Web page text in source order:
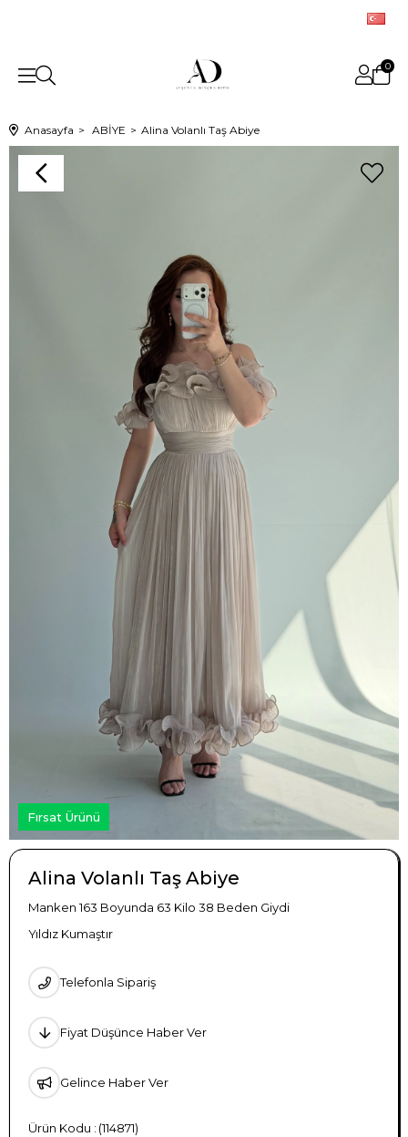
0
Anasayfa ABİYE Alina Volanlı Taş Abiye
Fırsat Ürünü
Alina Volanlı Taş Abiye
Manken 163 Boyunda 63 Kilo 38 Beden Giydi
Yıldız Kumaştır
Telefonla Sipariş
Fiyat Düşünce Haber Ver
Gelince Haber Ver
(114871)